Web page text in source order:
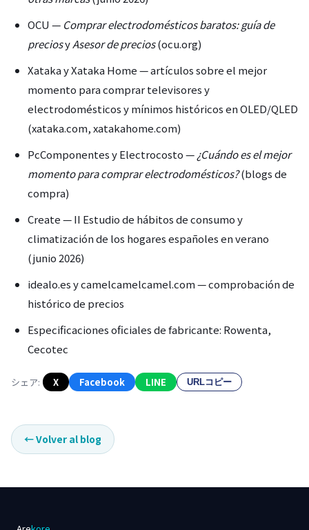
OCU — Comprar electrodomésticos baratos: guía de
preciosyAsesor de precios(ocu.org)
Xataka y Xataka Home — artículos sobre el mejor
momento para comprar televisores y
electrodomésticos y mínimos históricos en OLED/QLED
(xataka.com, xatakahome.com)
PcComponentes y Electrocosto — ¿Cuándo es el mejor
momento para comprar electrodomésticos?(blogs de
compra)
Create — II Estudio de hábitos de consumo y
climatización de los hogares españoles en verano
(junio 2026)
idealo.es y camelcamelcamel.com — comprobación de
histórico de precios
Especificaciones oficiales de fabricante: Rowenta,
Cecotec
シェア: X Facebook LINE URLコピー
←Volver al blog